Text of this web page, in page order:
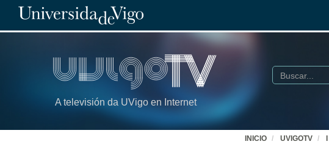
A televisión da UVigo en Internet
Buscar
INICIO UVIGOTV